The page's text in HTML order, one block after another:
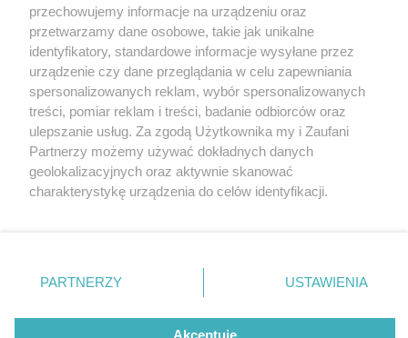
2 / 0
Nie zapomnij
zapoznać się z:
polityką prywatności regulamin korzystania z portali
Twojemiasto
Piekary Śląskie
Chorzów
Tarnowskie Góry
Gliwice
Skontakuj sięz nami
Kontakt
Wydawca
Redakcja
przechowujemy informacje na urządzeniu oraz
przetwarzamy dane osobowe, takie jak unikalne
identyfikatory, standardowe informacje wysyłane przez
urządzenie czy dane przeglądania w celu zapewniania
spersonalizowanych reklam, wybór spersonalizowanych
treści, pomiar reklam i treści, badanie odbiorców oraz
ulepszanie usług. Za zgodą Użytkownika my i Zaufani
Partnerzy możemy używać dokładnych danych
geolokalizacyjnych oraz aktywnie skanować
charakterystykę urządzenia do celów identyfikacji.
zmienić/wycofać klikając przycisk ustawień prywatności
znajdujący się w lewym dolnym rogu strony
rodzaje przetwarzania danych nie wymagają zgody
użytkownika, ale masz prawo sprzeciwić się takiemu
PARTNERZY USTAWIENIA
Akceptuję